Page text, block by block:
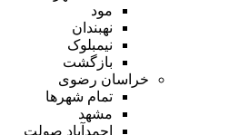
مود
نهبندان
نیمبلوک
بازگشت
خراسان رضوی
تمام شهر‌ها
مشهد
احمدآباد صولت